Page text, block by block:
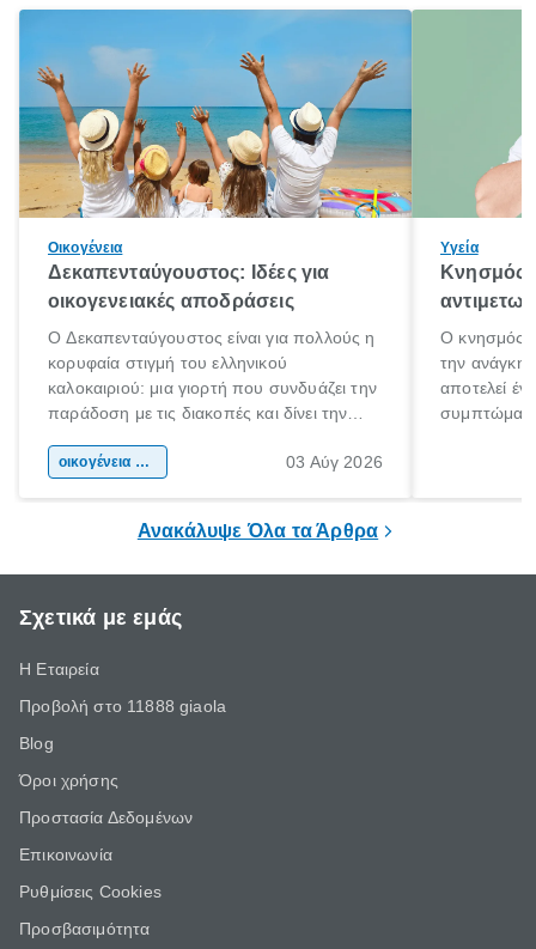
Οικογένεια
Δεκαπενταύγουστος: Ιδέες για
οικογενειακές αποδράσεις
Ο Δεκαπενταύγουστος είναι για πολλούς η
κορυφαία στιγμή του ελληνικού
καλοκαιριού: μια γιορτή που συνδυάζει την
παράδοση με τις διακοπές και δίνει την
χώρας. Είτε πρόκειται για λίγες μέρες
οικογένεια & παιδί 03 Αύγ 2026
Υγεία
Κνησμός:
Ο κνησμός
την ανάγκη
αποτελεί
Ανακάλυψε Όλα τα Άρθρα
Σχετικά με εμάς
Η Εταιρεία
Προβολή στο 11888 giaola
Blog
Όροι χρήσης
Προστασία Δεδομένων
Επικοινωνία
Ρυθμίσεις Cookies
Προσβασιμότητα